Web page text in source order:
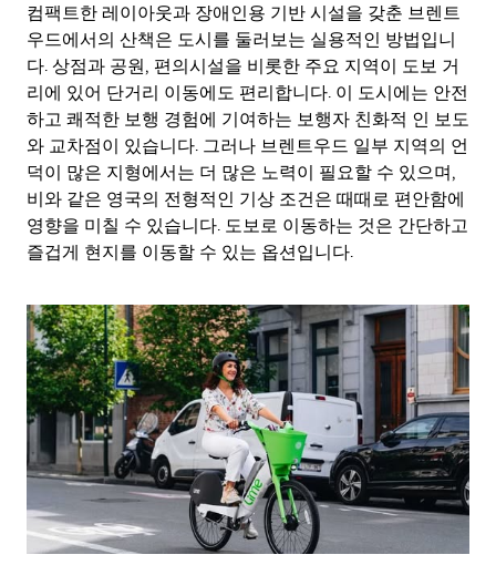
컴팩트한 레이아웃과 장애인용 기반 시설을 갖춘 브렌트
우드에서의 산책은 도시를 둘러보는 실용적인 방법입니
다. 상점과 공원, 편의시설을 비롯한 주요 지역이 도보 거
리에 있어 단거리 이동에도 편리합니다. 이 도시에는 안전
하고 쾌적한 보행 경험에 기여하는 보행자 친화적 인 보도
와 교차점이 있습니다. 그러나 브렌트우드 일부 지역의 언
덕이 많은 지형에서는 더 많은 노력이 필요할 수 있으며,
비와 같은 영국의 전형적인 기상 조건은 때때로 편안함에
영향을 미칠 수 있습니다. 도보로 이동하는 것은 간단하고
즐겁게 현지를 이동할 수 있는 옵션입니다.